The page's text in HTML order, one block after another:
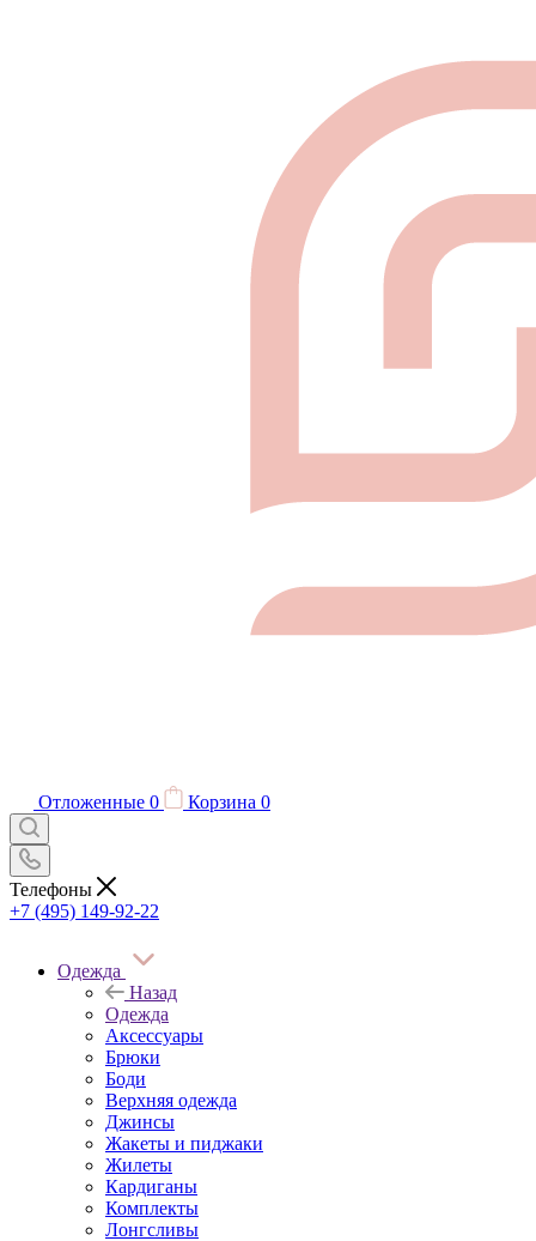
Отложенные 0 Корзина 0
Телефоны
+7 (495) 149-92-22
Одежда
Назад
Одежда
Аксессуары
Брюки
Боди
Верхняя одежда
Джинсы
Жакеты и пиджаки
Жилеты
Кардиганы
Комплекты
Лонгсливы